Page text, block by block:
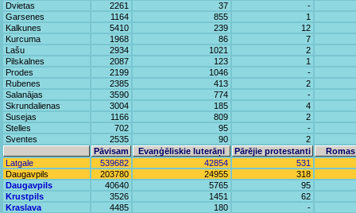
Dvietas
2261 37
-
Garsenes
1164 855
1
Kalkunes
5410 239
12
Kurcuma
1968 86
7
Lašu
2934 1021
2
Pilskalnes
2087 123
1
Prodes
2199 1046
-
Rubenes
2385 413
2
Salanājas
3590 774
-
Skrundalienas
3004 185
4
Susejas
1166 809
2
Stelles
702 95
-
Sventes
2535 90
2
Pāvisam
Evaņģēliskie luterāņi Pārējie protestanti
Latgale
539682 42854
531
Daugavpils
203780 24955
318
Daugavpils
40640 5765
95
Krustpils
3526 1451
62
Kraslava
4485 180
-